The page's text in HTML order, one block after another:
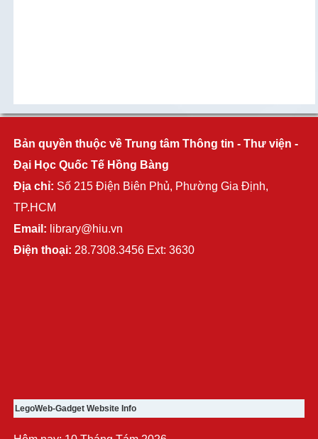
Bản quyền thuộc về Trung tâm Thông tin - Thư viện -
Đại Học Quốc Tế Hồng Bàng
Địa chỉ: Số 215 Điện Biên Phủ, Phường Gia Định,
TP.HCM
Email: library@hiu.vn
Điện thoại: 28.7308.3456 Ext: 3630
LegoWeb-Gadget Website Info